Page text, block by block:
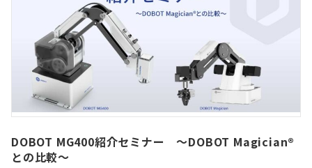
DOBOT MG400紹介セミナー ～DOBOT Magician®
との比較～